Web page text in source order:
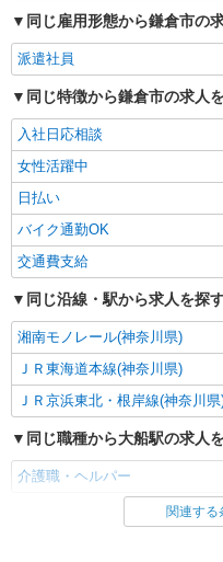
同じ雇用形態から鎌倉市の
派遣社員
同じ特徴から鎌倉市の求人
入社日応相談
女性活躍中
日払い
バイク通勤OK
交通費支給
同じ沿線・駅から求人を探
湘南モノレール(神奈川県)
ＪＲ東海道本線(神奈川県)
ＪＲ京浜東北・根岸線(神奈川県
同じ職種から大船駅の求人
介護職・ヘルパー
同じ雇用形態から大船駅の
関連する